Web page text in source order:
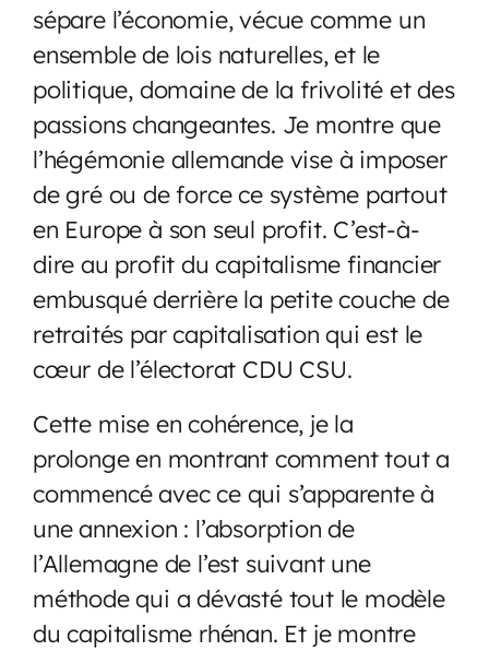
sépare l’économie, vécue comme un
ensemble de lois naturelles, et le
politique, domaine de la frivolité et des
passions changeantes. Je montre que
l’hégémonie allemande vise à imposer
de gré ou de force ce système partout
en Europe à son seul profit. C’est-à-
dire au profit du capitalisme financier
embusqué derrière la petite couche de
retraités par capitalisation qui est le
cœur de l’électorat CDU CSU.
Cette mise en cohérence, je la
prolonge en montrant comment tout a
commencé avec ce qui s’apparente à
une annexion : l’absorption de
l’Allemagne de l’est suivant une
méthode qui a dévasté tout le modèle
du capitalisme rhénan. Et je montre